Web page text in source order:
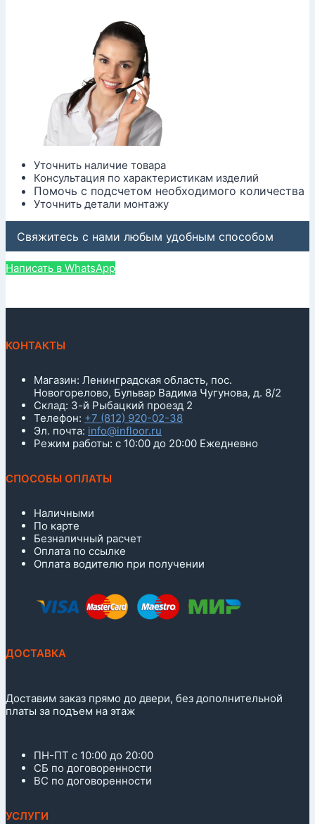
Уточнить наличие товара
Консультация по характеристикам изделий
Помочь с подсчетом необходимого количества
Уточнить детали монтажу
Свяжитесь с нами любым удобным способом
Написать в WhatsApp
КОНТАКТЫ
Магазин: Ленинградская область, пос.
Новогорелово, Бульвар Вадима Чугунова, д. 8/2
Склад: 3-й Рыбацкий проезд 2
Телефон: +7 (812) 920-02-38
Эл. почта: info@infloor.ru
Режим работы: с 10:00 до 20:00 Ежедневно
СПОСОБЫ ОПЛАТЫ
Наличными
По карте
Безналичный расчет
Оплата по ссылке
Оплата водителю при получении
ДОСТАВКА
Доставим заказ прямо до двери, без дополнительной
платы за подъем на этаж
ПН-ПТ с 10:00 до 20:00
СБ по договоренности
ВС по договоренности
УСЛУГИ